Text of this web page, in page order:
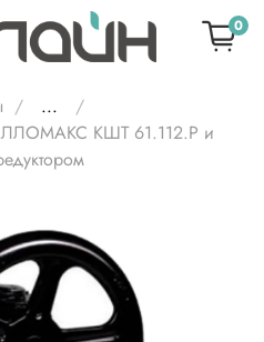
0
...
КШТ 61.112.Р и